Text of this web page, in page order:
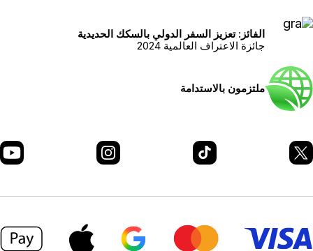
الفائز: تعزيز السفر الدولي بالسكك الحديدية
جائزة الاعتراف العالمية 2024
ملتزمون بالاستدامة